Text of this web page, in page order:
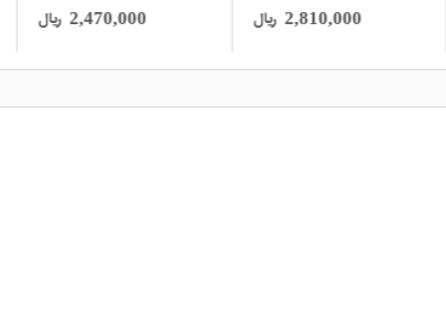
2,470,000 ریال 16,500,000 ریال